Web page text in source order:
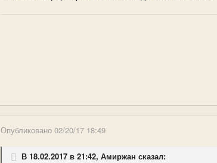
Опубликовано 02/20/17 18:49
В 18.02.2017 в 21:42, Амиржан сказал: